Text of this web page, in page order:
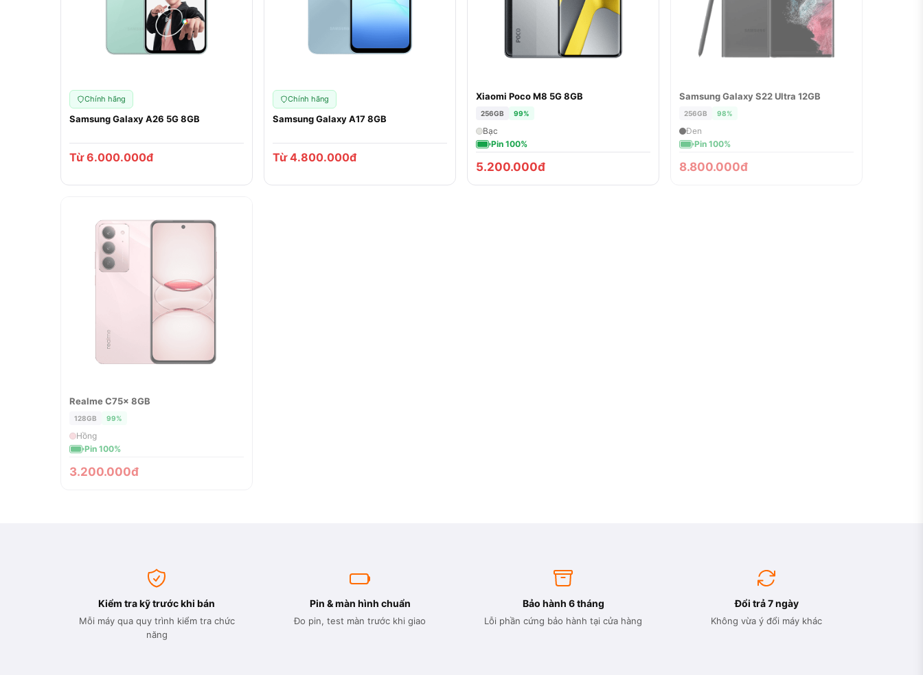
Chính hãng
Samsung Galaxy A26 5G 8GB
Từ 6.000.000đ
Chính hãng
Samsung Galaxy A17 8GB
Từ 4.800.000đ
Xiaomi Poco M8 5G 8GB
256GB 99%
Bạc
Pin 100%
5.200.000đ
ĐÃ BÁN
Samsung Galaxy S22 Ultra 12GB
256GB 98%
Đen
Pin 100%
8.800.000đ
ĐÃ BÁN
Realme C75x 8GB
128GB 99%
Hồng
Pin 100%
3.200.000đ
Kiểm tra kỹ trước khi bán
Mỗi máy qua quy trình kiểm tra chức
năng
Pin & màn hình chuẩn
Đo pin, test màn trước khi giao
Bảo hành 6 tháng
Lỗi phần cứng bảo hành tại cửa hàng
Đổi trả 7 ngày
Không vừa ý đổi máy khác